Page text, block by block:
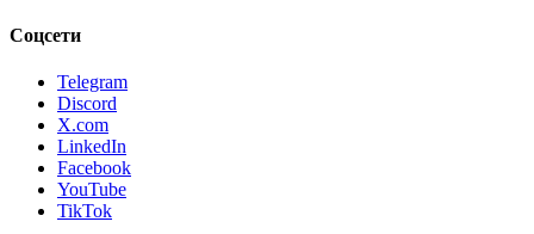
Соцсети
Telegram
Discord
X.com
LinkedIn
Facebook
YouTube
TikTok